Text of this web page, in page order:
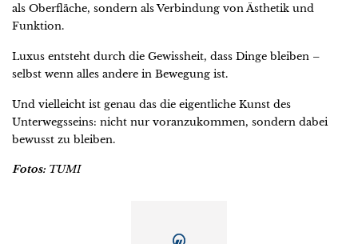
als Oberfläche, sondern als Verbindung von Ästhetik und
Funktion.
Luxus entsteht durch die Gewissheit, dass Dinge bleiben –
selbst wenn alles andere in Bewegung ist.
Und vielleicht ist genau das die eigentliche Kunst des
Unterwegsseins: nicht nur voranzukommen, sondern dabei
bewusst zu bleiben.
Fotos: TUMI